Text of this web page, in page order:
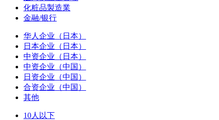
化粧品製造業
金融/银行
华人企业（日本）
日本企业（日本）
中资企业（日本）
中资企业（中国）
日资企业（中国）
合资企业（中国）
其他
10人以下